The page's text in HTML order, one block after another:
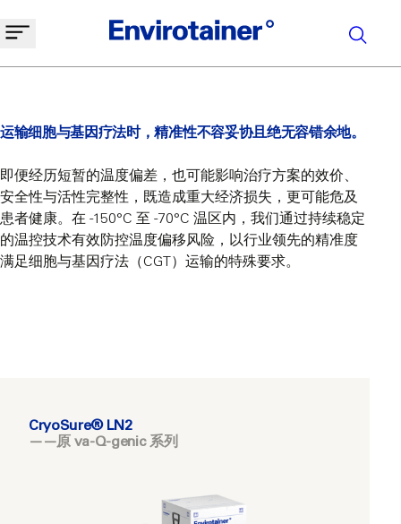
运输细胞与基因疗法时，精准性不容妥协且绝无容错余地。
即便经历短暂的温度偏差，也可能影响治疗方案的效价、
安全性与活性完整性，既造成重大经济损失，更可能危及
患者健康。在 -150°C 至 -70°C 温区内，我们通过持续稳定
的温控技术有效防控温度偏移风险，以行业领先的精准度
满足细胞与基因疗法（CGT）运输的特殊要求。
CryoSure® LN2
——原 va-Q-genic 系列